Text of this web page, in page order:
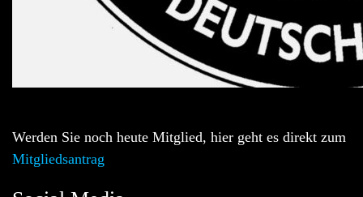
Werden Sie noch heute Mitglied, hier geht es direkt zum
Mitgliedsantrag